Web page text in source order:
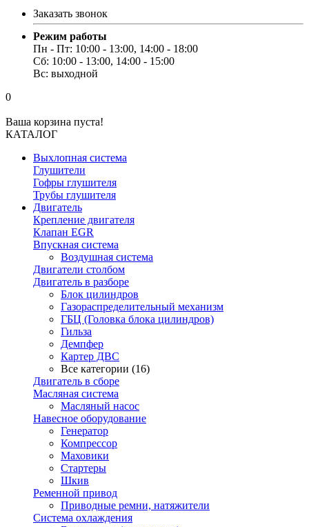
Заказать звонок
Режим работы
Пн - Пт: 10:00 - 13:00, 14:00 - 18:00
Сб: 10:00 - 13:00, 14:00 - 15:00
Вс: выходной
0
Ваша корзина пуста!
КАТАЛОГ
Выхлопная система
Глушители
Гофры глушителя
Трубы глушителя
Двигатель
Крепление двигателя
Клапан EGR
Впускная система
Воздушная система
Двигатели столбом
Двигатель в разборе
Блок цилиндров
Газораспределительный механизм
ГБЦ (Головка блока цилиндров)
Гильза
Демпфер
Картер ДВС
Все категории (16)
Двигатель в сборе
Масляная система
Масляный насос
Навесное оборудование
Генератор
Компрессор
Маховики
Стартеры
Шкив
Ременной привод
Приводные ремни, натяжители
Система охлаждения